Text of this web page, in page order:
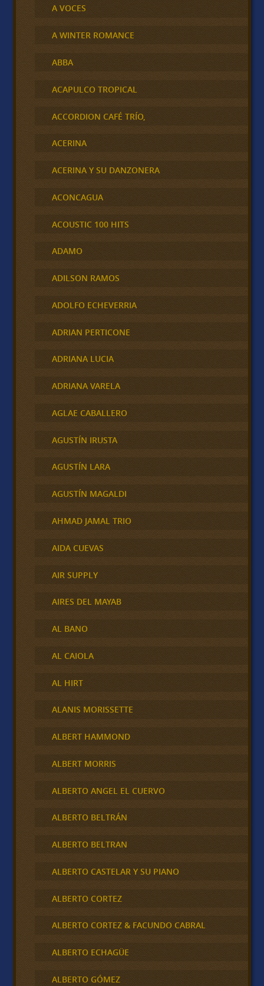
A VOCES
A WINTER ROMANCE
ABBA
ACAPULCO TROPICAL
ACCORDION CAFÉ TRÍO,
ACERINA
ACERINA Y SU DANZONERA
ACONCAGUA
ACOUSTIC 100 HITS
ADAMO
ADILSON RAMOS
ADOLFO ECHEVERRIA
ADRIAN PERTICONE
ADRIANA LUCIA
ADRIANA VARELA
AGLAE CABALLERO
AGUSTÍN IRUSTA
AGUSTÍN LARA
AGUSTÍN MAGALDI
AHMAD JAMAL TRIO
AIDA CUEVAS
AIR SUPPLY
AIRES DEL MAYAB
AL BANO
AL CAIOLA
AL HIRT
ALANIS MORISSETTE
ALBERT HAMMOND
ALBERT MORRIS
ALBERTO ANGEL EL CUERVO
ALBERTO BELTRÁN
ALBERTO BELTRAN
ALBERTO CASTELAR Y SU PIANO
ALBERTO CORTEZ
ALBERTO CORTEZ & FACUNDO CABRAL
ALBERTO ECHAGÜE
ALBERTO GÓMEZ